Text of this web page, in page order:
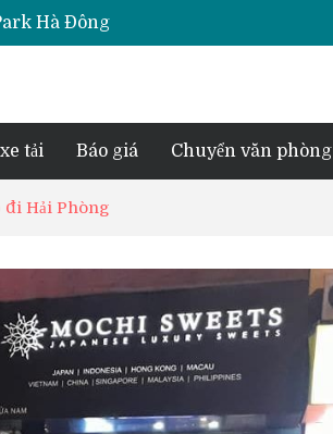
tải Báo giá Chuyển văn phòng
đi Hải Phòng